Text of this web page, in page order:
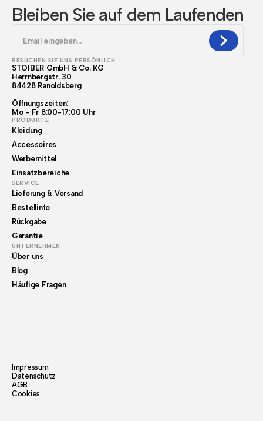
Bleiben Sie auf dem Laufenden
BESUCHEN SIE UNS PERSÖNLICH
STOIBER GmbH & Co. KG
Herrnbergstr. 30
84428 Ranoldsberg
Öffnungszeiten:
Mo - Fr 8:00-17:00 Uhr
PRODUKTE
Kleidung
Accessoires
Werbemittel
Einsatzbereiche
SERVICE
Lieferung & Versand
Bestellinfo
Rückgabe
Garantie
UNTERNEHMEN
Über uns
Blog
Häufige Fragen
Impressum
Datenschutz
AGB
Cookies